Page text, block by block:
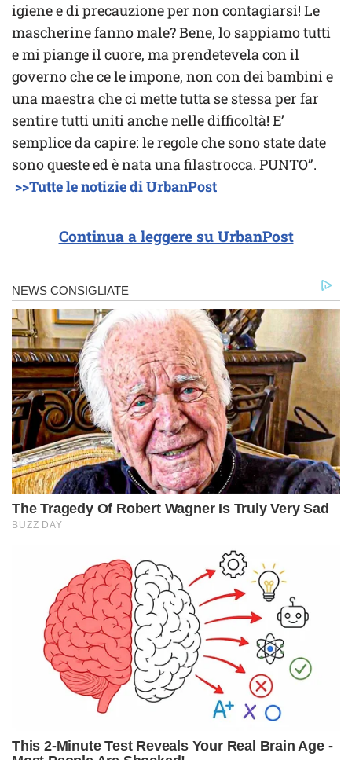
igiene e di precauzione per non contagiarsi! Le
mascherine fanno male? Bene, lo sappiamo tutti
e mi piange il cuore, ma prendetevela con il
governo che ce le impone, non con dei bambini e
una maestra che ci mette tutta se stessa per far
sentire tutti uniti anche nelle difficoltà! E’
semplice da capire: le regole che sono state date
sono queste ed è nata una filastrocca. PUNTO”.
>>Tutte le notizie di UrbanPost
Continua a leggere su UrbanPost